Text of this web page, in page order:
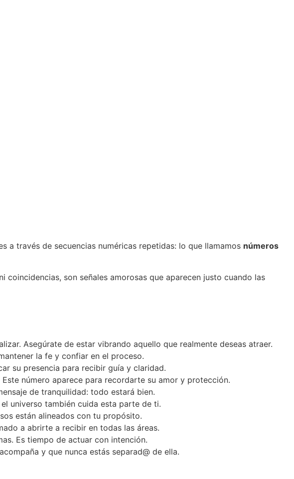
a través de secuencias numéricas repetidas: lo que llamamos números
son señales amorosas que aparecen justo cuando las
Asegúrate de estar vibrando aquello que realmente deseas atraer.
la fe y confiar en el proceso.
su presencia para recibir guía y claridad.
número aparece para recordarte su amor y protección.
de tranquilidad: todo estará bien.
universo también cuida esta parte de ti.
están alineados con tu propósito.
a abrirte a recibir en todas las áreas.
Es tiempo de actuar con intención.
y que nunca estás separad@ de ella.